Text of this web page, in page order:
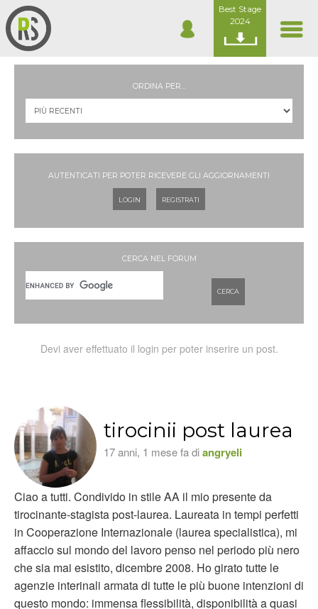
Best Stage
2024
ORDINA PER...
AUTENTICATI PER POTER RICEVERE GLI AGGIORNAMENTI
LOGIN REGISTRATI
CERCA NEL FORUM
CERCA
Devi aver effettuato il login per poter inserire un post.
tirocinii post laurea
17 anni, 1 mese fa diangryeli
Ciao a tutti. Condivido in stile AA il mio presente da
tirocinante-stagista post-laurea. Laureata in tempi perfetti
in Cooperazione Internazionale (laurea specialistica), mi
affaccio sul mondo del lavoro penso nel periodo più nero
che sia mai esistito, dicembre 2008. Ho girato tutte le
agenzie interinali armata di tutte le più buone intenzioni di
questo mondo: immensa flessibilità, disponibilità a quasi